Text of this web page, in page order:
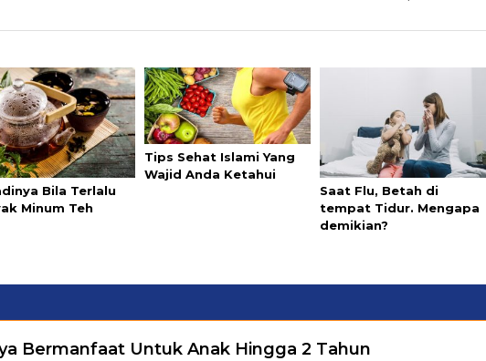
Bila Terlalu
Minum Teh
Tips Sehat Islami Yang
Wajid Anda Ketahui
Saat Flu, Betah di
tempat Tidur. Mengapa
demikian?
Bermanfaat Untuk Anak Hingga 2 Tahun